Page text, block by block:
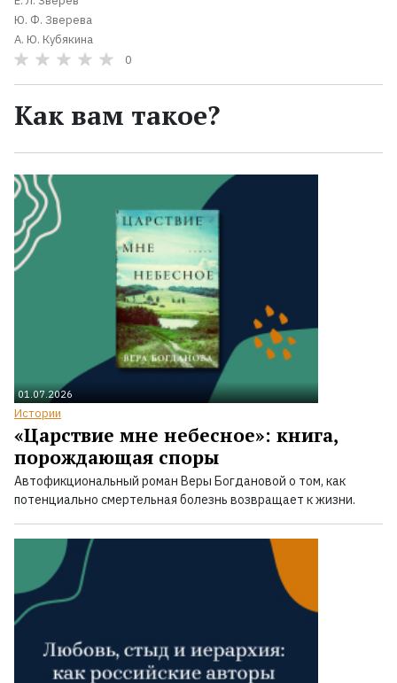
Ю. Ф. Зверева
А. Ю. Кубякина
0
Как вам такое?
01.07.2026
Истории
«Царствие мне небесное»: книга,
порождающая споры
Автофикциональный роман Веры Богдановой о том, как
потенциально смертельная болезнь возвращает к жизни.